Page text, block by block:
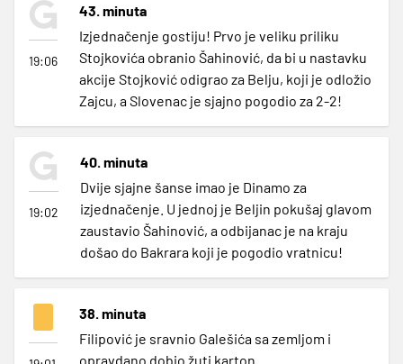
19:06
43. minuta
Izjednačenje gostiju! Prvo je veliku priliku
Stojkovića obranio Šahinović, da bi u nastavku
akcije Stojković odigrao za Belju, koji je odložio
Zajcu, a Slovenac je sjajno pogodio za 2-2!
19:02
40. minuta
Dvije sjajne šanse imao je Dinamo za
izjednačenje. U jednoj je Beljin pokušaj glavom
zaustavio Šahinović, a odbijanac je na kraju
došao do Bakrara koji je pogodio vratnicu!
38. minuta
Filipović je sravnio Galešića sa zemljom i
opravdano dobio žuti karton.